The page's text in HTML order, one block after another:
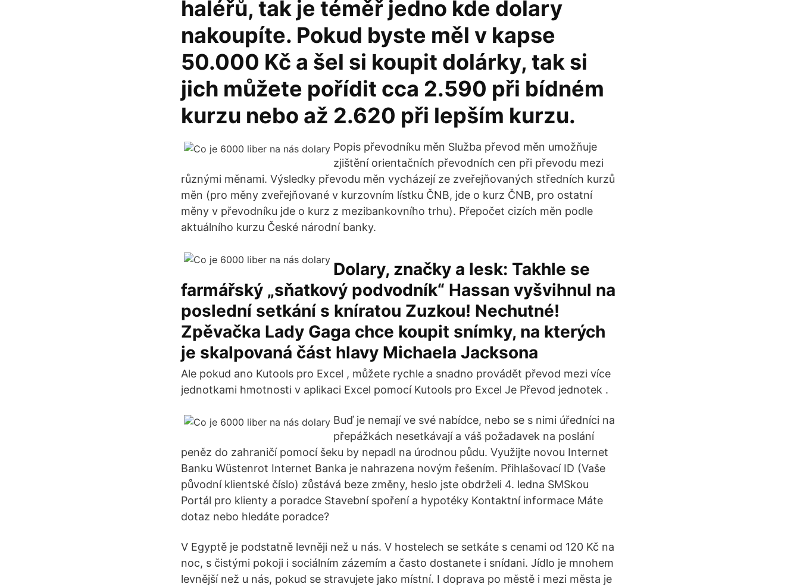
haléřů, tak je téměř jedno kde dolary
nakoupíte. Pokud byste měl v kapse
50.000 Kč a šel si koupit dolárky, tak si
jich můžete pořídit cca 2.590 při bídném
kurzu nebo až 2.620 při lepším kurzu.
Popis převodníku měn Služba převod měn umožňuje
zjištění orientačních převodních cen při převodu mezi
různými měnami. Výsledky převodu měn vycházejí ze zveřejňovaných středních kurzů
měn (pro měny zveřejňované v kurzovním lístku ČNB, jde o kurz ČNB, pro ostatní
měny v převodníku jde o kurz z mezibankovního trhu). Přepočet cizích měn podle
aktuálního kurzu České národní banky.
Dolary, značky a lesk: Takhle se
farmářský „sňatkový podvodník“ Hassan vyšvihnul na
poslední setkání s kníratou Zuzkou! Nechutné!
Zpěvačka Lady Gaga chce koupit snímky, na kterých
je skalpovaná část hlavy Michaela Jacksona
Ale pokud ano Kutools pro Excel , můžete rychle a snadno provádět převod mezi více
jednotkami hmotnosti v aplikaci Excel pomocí Kutools pro Excel Je Převod jednotek .
Buď je nemají ve své nabídce, nebo se s nimi úředníci na
přepážkách nesetkávají a váš požadavek na poslání
peněz do zahraničí pomocí šeku by nepadl na úrodnou půdu. Využijte novou Internet
Banku Wüstenrot Internet Banka je nahrazena novým řešením. Přihlašovací ID (Vaše
původní klientské číslo) zůstává beze změny, heslo jste obdrželi 4. ledna SMSkou
Portál pro klienty a poradce Stavební spoření a hypotéky Kontaktní informace Máte
dotaz nebo hledáte poradce?
V Egyptě je podstatně levněji než u nás. V hostelech se setkáte s cenami od 120 Kč na
noc, s čistými pokoji i sociálním zázemím a často dostanete i snídani. Jídlo je mnohem
levnější než u nás, pokud se stravujete jako místní. I doprava po městě i mezi města je